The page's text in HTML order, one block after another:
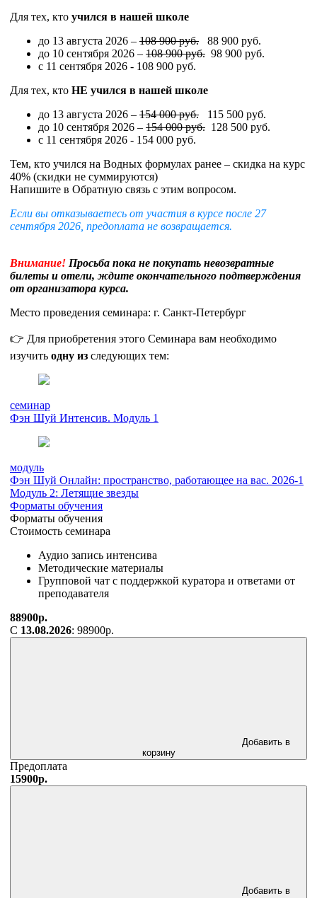
Для тех, кто учился в нашей школе
до 13 августа 2026 – 108 900 руб. 88 900 руб.
до 10 сентября 2026 – 108 900 руб. 98 900 руб.
с 11 сентября 2026 - 108 900 руб.
Для тех, кто НЕ учился в нашей школе
до 13 августа 2026 – 154 000 руб. 115 500 руб.
до 10 сентября 2026 – 154 000 руб. 128 500 руб.
с 11 сентября 2026 - 154 000 руб.
Тем, кто учился на Водных формулах ранее – скидка на курс
40% (скидки не суммируются)
Напишите в Обратную связь с этим вопросом.
Если вы отказываетесь от участия в курсе после 27
сентября 2026, предоплата не возвращается.
Внимание! Просьба пока не покупать невозвратные
билеты и отели, ждите окончательного подтверждения
от организатора курса.
Место проведения семинара: г. Санкт-Петербург
👉 Для приобретения этого Семинара вам необходимо
изучить одну из следующих тем:
семинар
Фэн Шуй Интенсив. Модуль 1
модуль
Фэн Шуй Онлайн: пространство, работающее на вас. 2026-1
Модуль 2: Летящие звезды
Форматы обучения
Форматы обучения
Стоимость семинара
Аудио запись интенсива
Методические материалы
Групповой чат с поддержкой куратора и ответами от
преподавателя
88900р.
С 13.08.2026: 98900р.
Добавить в
корзину
Предоплата
15900р.
Добавить в